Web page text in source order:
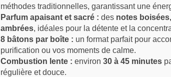
méthodes traditionnelles, garantissant une
Parfum apaisant et sacré : des notes
ambrées, idéales pour la détente et la
8 bâtons par boîte : un format parfait pour
purification ou vos moments de calme.
Combustion lente : environ 30 à 45 minutes
régulière et douce.